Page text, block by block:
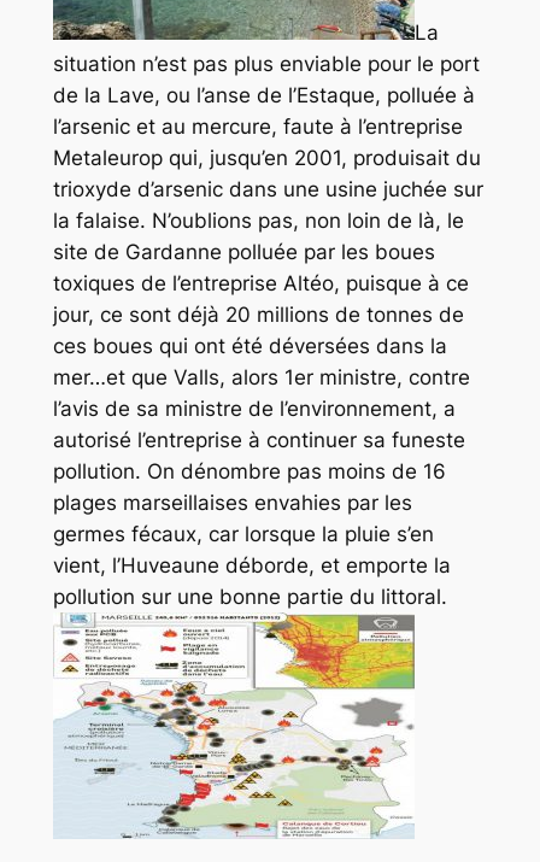
La
situation n’est pas plus enviable pour le port
de la Lave, ou l’anse de l’Estaque, polluée à
l’arsenic et au mercure, faute à l’entreprise
Metaleurop qui, jusqu’en 2001, produisait du
trioxyde d’arsenic dans une usine juchée sur
la falaise. N’oublions pas, non loin de là, le
site de Gardanne polluée par les boues
toxiques de l’entreprise Altéo, puisque à ce
jour, ce sont déjà 20 millions de tonnes de
ces boues qui ont été déversées dans la
mer…et que Valls, alors 1er ministre, contre
l’avis de sa ministre de l’environnement, a
autorisé l’entreprise à continuer sa funeste
pollution. On dénombre pas moins de 16
plages marseillaises envahies par les
germes fécaux, car lorsque la pluie s’en
vient, l’Huveaune déborde, et emporte la
pollution sur une bonne partie du littoral.